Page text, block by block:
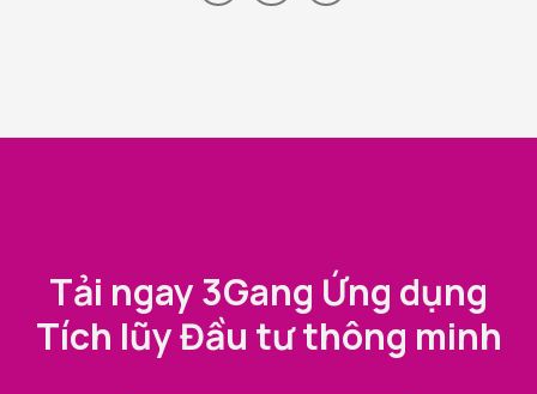
Tải ngay 3Gang Ứng dụng
Tích lũy Đầu tư thông minh